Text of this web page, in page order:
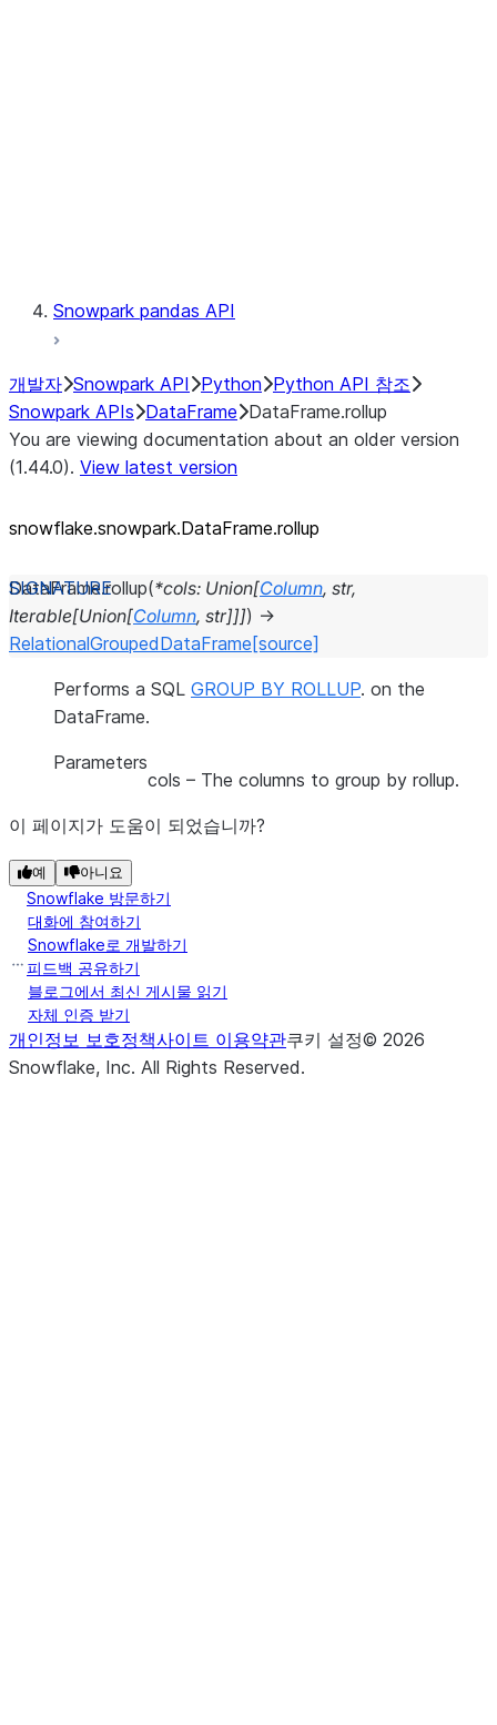
Snowpark pandas API
개발자 Snowpark API Python Python API 참조
Snowpark APIs DataFrame DataFrame.rollup
You are viewing documentation about an older version
(1.44.0). View latest version
snowflake.snowpark.DataFrame.rollup
DataFrame.rollup(*cols: Union[Column, str,
Iterable[Union[Column, str]]]) →
RelationalGroupedDataFrame [source]
Performs a SQL GROUP BY ROLLUP. on the
DataFrame.
Parameters
cols – The columns to group by rollup.
이 페이지가 도움이 되었습니까?
예 아니요
Snowflake 방문하기
대화에 참여하기
Snowflake로 개발하기
피드백 공유하기
블로그에서 최신 게시물 읽기
자체 인증 받기
개인정보 보호정책사이트 이용약관쿠키 설정© 2026
Snowflake, Inc. All Rights Reserved.